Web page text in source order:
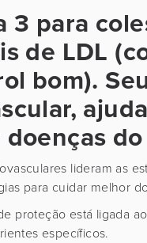
3 para
de LDL
bom).
lideram as
para cuidar melhor
proteção está ligada
específicos.